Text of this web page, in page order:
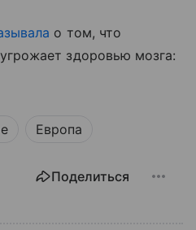
о том, что
угрожает здоровью мозга:
Европа
Поделиться